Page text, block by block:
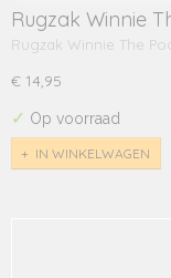
Rugzak Winnie
Rugzak Winnie The
€ 14,95
✓ Op voorraad
IN WINKELWAGEN